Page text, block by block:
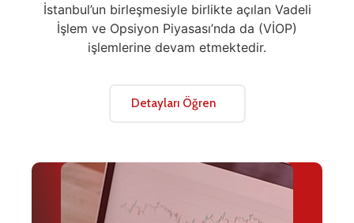
İstanbul’un birleşmesiyle birlikte açılan Vadeli
İşlem ve Opsiyon Piyasası’nda da (VİOP)
işlemlerine devam etmektedir.
Detayları Öğren